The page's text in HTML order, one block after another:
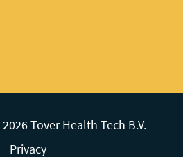
Tover Health Tech B.V.
Privacy